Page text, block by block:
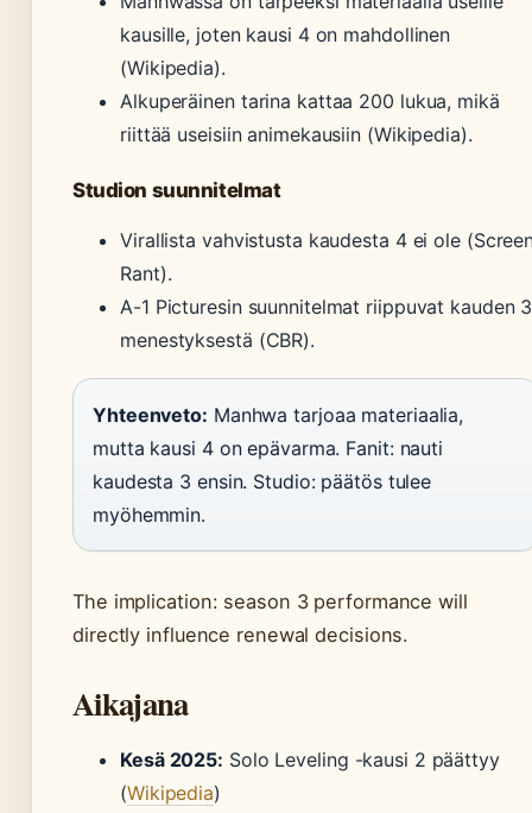
kausille, joten kausi 4 on mahdollinen
(Wikipedia).
Alkuperäinen tarina kattaa 200 lukua, mikä
riittää useisiin animekausiin (Wikipedia).
Studion suunnitelmat
Virallista vahvistusta kaudesta 4 ei ole
Rant).
A-1 Picturesin suunnitelmat riippuvat kauden 3
menestyksestä (CBR).
Yhteenveto: Manhwa tarjoaa materiaalia,
mutta kausi 4 on epävarma. Fanit: nauti
kaudesta 3 ensin. Studio: päätös tulee
myöhemmin.
The implication: season 3 performance will
directly influence renewal decisions.
Aikajana
Kesä 2025: Solo Leveling -kausi 2 päättyy
(Wikipedia)